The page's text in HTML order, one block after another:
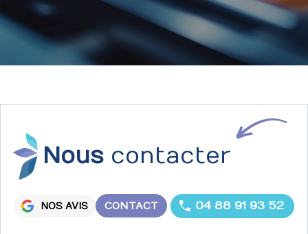
Nous contacter
NOS AVIS CONTACT 04 88 91 93 52